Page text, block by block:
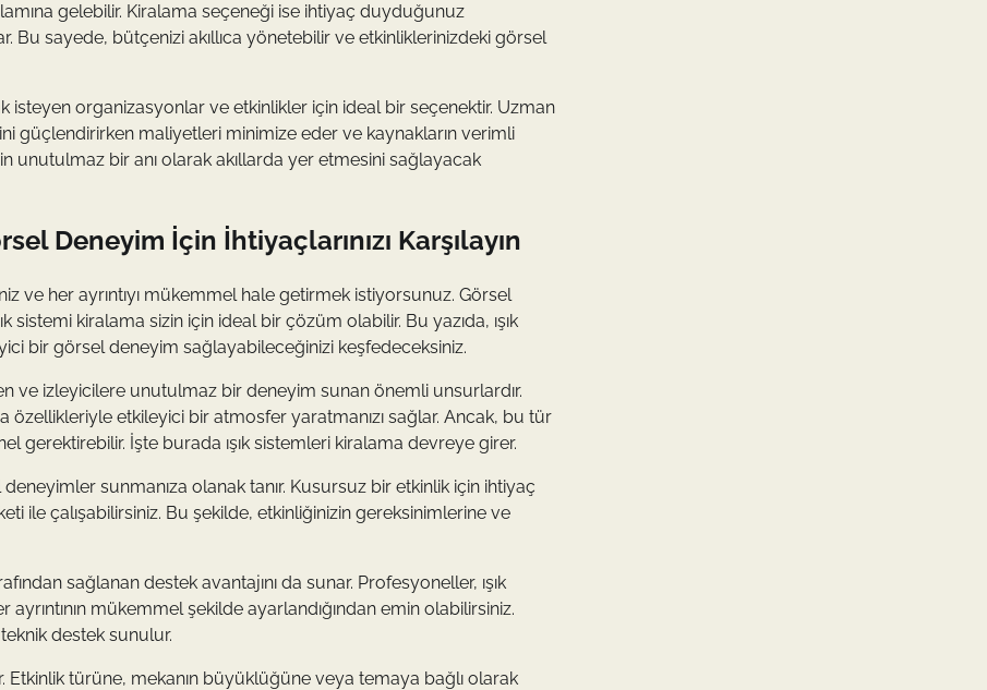
gelebilir. Kiralama seçeneği ise ihtiyaç duyduğunuz
sayede, bütçenizi akıllıca yönetebilir ve etkinliklerinizdeki görsel
isteyen organizasyonlar ve etkinlikler için ideal bir seçenektir. Uzman
güçlendirirken maliyetleri minimize eder ve kaynakların verimli
unutulmaz bir anı olarak akıllarda yer etmesini sağlayacak
Deneyim İçin İhtiyaçlarınızı Karşılayın
ve her ayrıntıyı mükemmel hale getirmek istiyorsunuz. Görsel
kiralama sizin için ideal bir çözüm olabilir. Bu yazıda, ışık
bir görsel deneyim sağlayabileceğinizi keşfedeceksiniz.
ve izleyicilere unutulmaz bir deneyim sunan önemli unsurlardır.
özellikleriyle etkileyici bir atmosfer yaratmanızı sağlar. Ancak, bu tür
gerektirebilir. İşte burada ışık sistemleri kiralama devreye girer.
sunmanıza olanak tanır. Kusursuz bir etkinlik için ihtiyaç
ile çalışabilirsiniz. Bu şekilde, etkinliğinizin gereksinimlerine ve
sağlanan destek avantajını da sunar. Profesyoneller, ışık
mükemmel şekilde ayarlandığından emin olabilirsiniz.
destek sunulur.
Etkinlik türüne, mekanın büyüklüğüne veya temaya bağlı olarak